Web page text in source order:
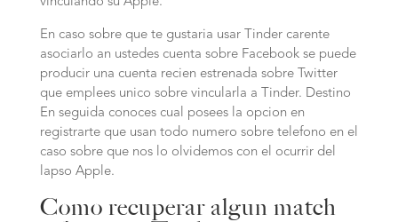
En caso sobre que te gustaria usar Tinder carente
asociarlo an ustedes cuenta sobre Facebook se puede
producir una cuenta recien estrenada sobre Twitter
que emplees unico sobre vincularla a Tinder. Destino
En seguida conoces cual posees la opcion en
registrarte que usan todo numero sobre telefono en el
caso sobre que nos lo olvidemos con el ocurrir del
lapso Apple.
Como recuperar algun match